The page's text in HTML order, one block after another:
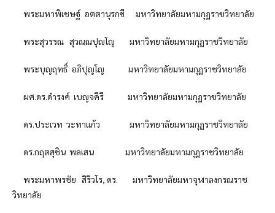
พระมหาพิเชษฐ์ อตฺตานุรกฺขี มหาวิทยาลัยมหามกุฏราชวิทยาลัย
พระสุวรรณ สุวณฺณปุญฺโญ มหาวิทยาลัยมหามกุฏราชวิทยาลัย
พระบุญฤทธิ์ อภิปุญโญ มหาวิทยาลัยมหามกุฏราชวิทยาลัย
ผศ.ดร.ดำรงค์ เบญจคีรี มหาวิทยาลัยมหามกุฏราชวิทยาลัย
ดร.ประเวท วะทาแก้ว มหาวิทยาลัยมหามกุฏราชวิทยาลัย
ดร.กฤตสุชิน พลเสน มหาวิทยาลัยมหามกุฏราชวิทยาลัย
พระมหาพรชัย สิริวโร, ดร. มหาวิทยาลัยมหาจุฬาลงกรณราช
วิทยาลัย